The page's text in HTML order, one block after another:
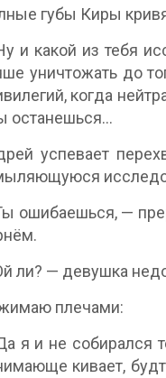
губы Киры
и какой из тебя
уничтожать до
когда
останешься…
успевает
ошибаешься, —
ли? — девушка
плечами:
я и не собирался
кивает,